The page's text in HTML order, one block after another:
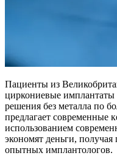
Пациенты из
циркониевые имплантаты
решения без металла по
предлагает современные
использованием
экономят деньги,
опытных имплантологов.